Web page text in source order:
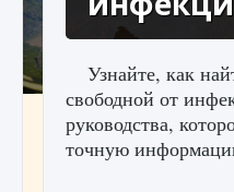
Как исправить ошибку
сохранение мира —
сохранение данных
Узнайте, как
свободной от
руководства,
точную